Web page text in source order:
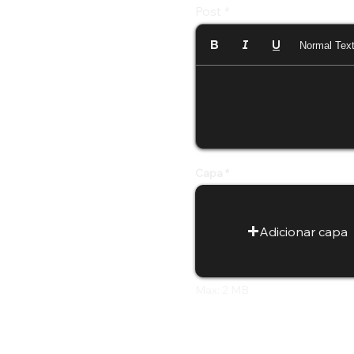
Normal Text
Adicionar capa